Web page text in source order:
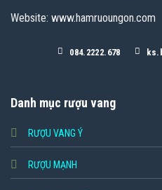
Website: www.hamruoungon.com
084.2222.678
Danh mục rượu vang
RƯỢU VANG Ý
RƯỢU MẠNH